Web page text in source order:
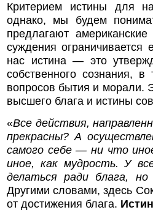
Критерием истины для
однако, мы будем
предлагают
суждения
нас истина — это
собственного сознания,
вопросов бытия и морали.
высшего блага и истины
«Все действия,
прекрасны? А
самого себе — ни что
иное, как мудрость. У
делаться ради блага,
Другими словами, здесь
от достижения блага.